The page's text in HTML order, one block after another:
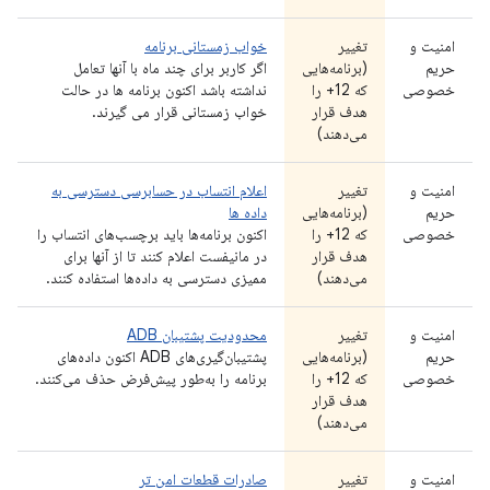
امنیت و
حریم
خصوصی
تغییر
(برنامه‌هایی
که 12+ را
هدف قرار
می‌دهند)
خواب زمستانی برنامه
اگر کاربر برای چند ماه با آنها تعامل
نداشته باشد اکنون برنامه ها در حالت
خواب زمستانی قرار می گیرند.
امنیت و
حریم
خصوصی
تغییر
(برنامه‌هایی
که 12+ را
هدف قرار
می‌دهند)
اعلام انتساب در حسابرسی دسترسی به
داده ها
اکنون برنامه‌ها باید برچسب‌های انتساب را
در مانیفست اعلام کنند تا از آنها برای
ممیزی دسترسی به داده‌ها استفاده کنند.
امنیت و
حریم
خصوصی
تغییر
(برنامه‌هایی
که 12+ را
هدف قرار
می‌دهند)
محدودیت پشتیبان ADB
پشتیبان‌گیری‌های ADB اکنون داده‌های
برنامه را به‌طور پیش‌فرض حذف می‌کنند.
امنیت و
تغییر
صادرات قطعات امن تر